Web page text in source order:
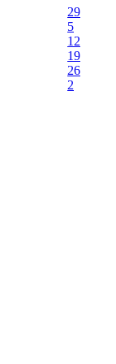
29
5
12
19
26
2